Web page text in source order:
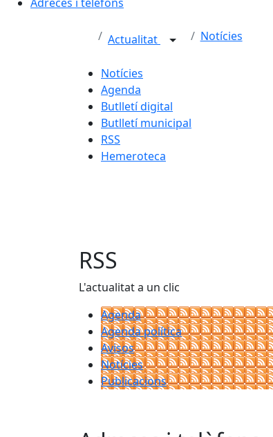
Actualitat Notícies
Notícies
Agenda
Butlletí digital
Butlletí municipal
RSS
Hemeroteca
RSS
L'actualitat a un clic
Agenda
Agenda política
Avisos
Notícies
Publicacions